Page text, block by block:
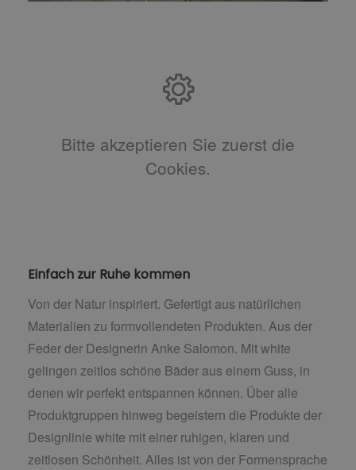
Bitte akzeptieren Sie zuerst die
Cookies.
Einfach zur Ruhe kommen
Von der Natur inspiriert. Gefertigt aus natürlichen
Materialien zu formvollendeten Produkten. Aus der
Feder der Designerin Anke Salomon. Mit white
gelingen zeitlos schöne Bäder aus einem Guss, in
denen wir perfekt entspannen können. Über alle
Produktgruppen hinweg begeistern die Produkte der
Designlinie white mit einer ruhigen, klaren und
zeitlosen Schönheit. Alles ist von der Formensprache